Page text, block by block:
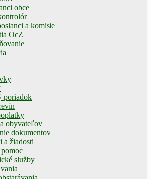
obce
a komisie
OcZ
poriadok
obyvateľov
dokumentov
a žiadosti
pomoc
služby